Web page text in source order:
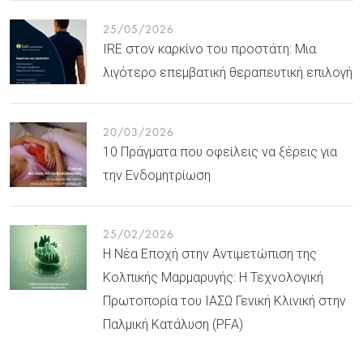
25/05/2026
IRE στον καρκίνο του προστάτη: Μια
λιγότερο επεμβατική θεραπευτική επιλογή
20/03/2026
10 Πράγματα που οφείλεις να ξέρεις για
την Ενδομητρίωση
25/02/2026
Η Νέα Εποχή στην Αντιμετώπιση της
Κολπικής Μαρμαρυγής: Η Τεχνολογική
Πρωτοπορία του ΙΑΣΩ Γενική Κλινική στην
Παλμική Κατάλυση (PFA)